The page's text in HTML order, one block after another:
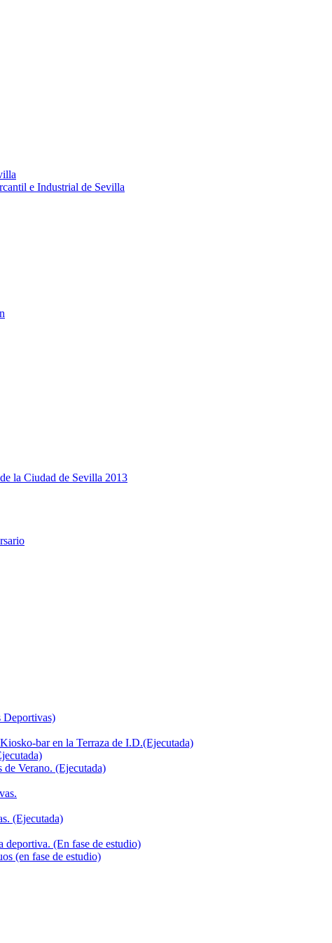
e Industrial de Sevilla
la Ciudad de Sevilla 2013
Deportivas)
bar en la Terraza de I.D.(Ejecutada)
de Verano. (Ejecutada)
(Ejecutada)
deportiva. (En fase de estudio)
(en fase de estudio)